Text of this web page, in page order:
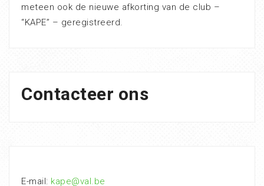
meteen ook de nieuwe afkorting van de club –
“KAPE” – geregistreerd.
Contacteer ons
E-mail: kape@val.be